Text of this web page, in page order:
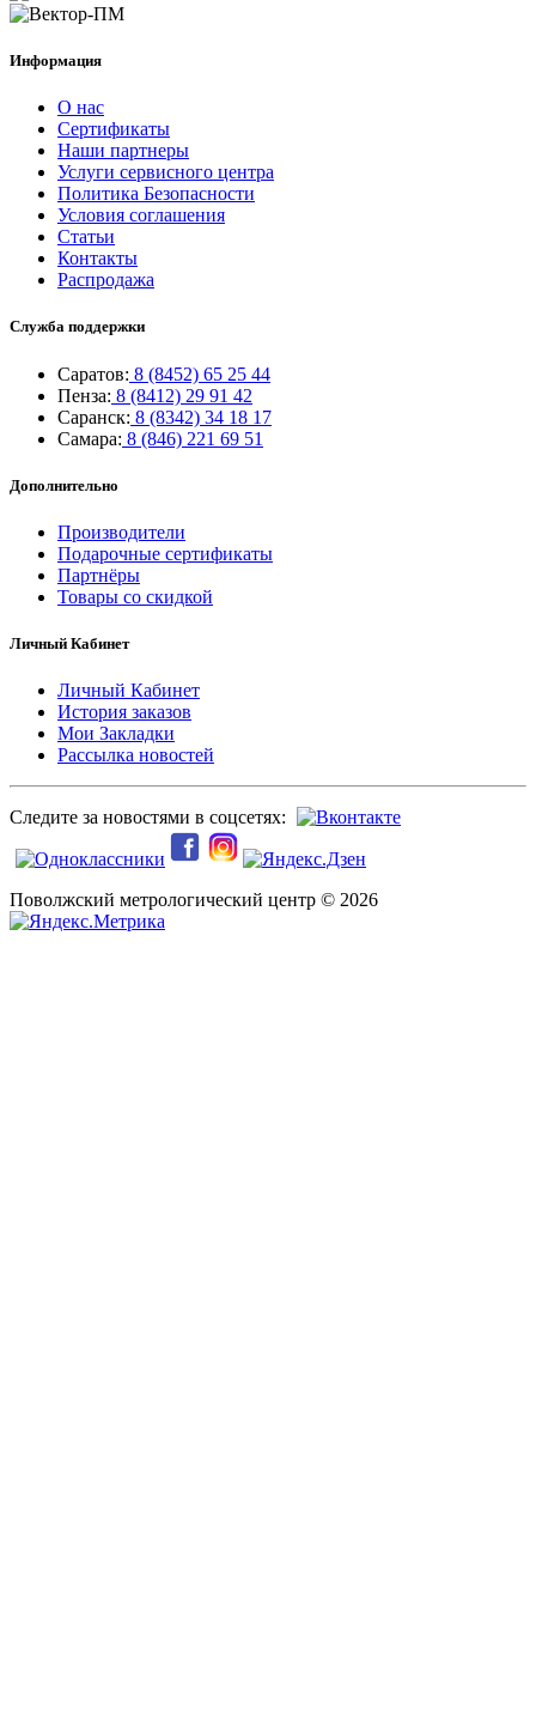
Информация
О нас
Сертификаты
Наши партнеры
Услуги сервисного центра
Политика Безопасности
Условия соглашения
Статьи
Контакты
Распродажа
Служба поддержки
Саратов: 8 (8452) 65 25 44
Пенза: 8 (8412) 29 91 42
Саранск: 8 (8342) 34 18 17
Самара: 8 (846) 221 69 51
Дополнительно
Производители
Подарочные сертификаты
Партнёры
Товары со скидкой
Личный Кабинет
Личный Кабинет
История заказов
Мои Закладки
Рассылка новостей
Следите за новостями в соцсетях:
Поволжский метрологический центр © 2026